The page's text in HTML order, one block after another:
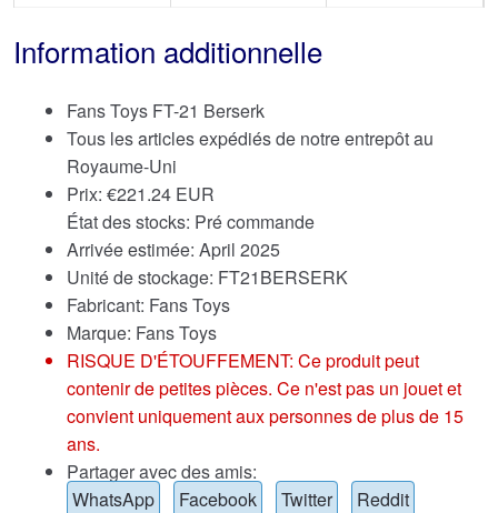
Information additionnelle
Fans Toys FT-21 Berserk
Tous les articles expédiés de notre entrepôt au
Royaume-Uni
Prix: €221.24 EUR
État des stocks: Pré commande
Arrivée estimée: April 2025
Unité de stockage: FT21BERSERK
Fabricant: Fans Toys
Marque: Fans Toys
RISQUE D'ÉTOUFFEMENT: Ce produit peut
contenir de petites pièces. Ce n'est pas un jouet et
convient uniquement aux personnes de plus de 15
ans.
Partager avec des amis:
WhatsApp
Facebook Twitter Reddit